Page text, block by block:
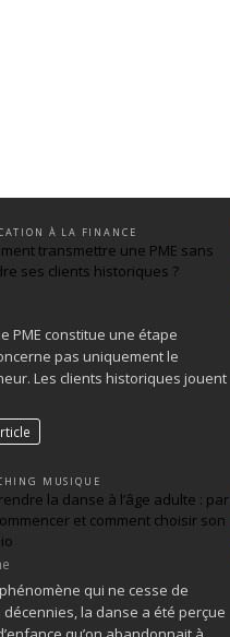
À LA FINANCE
transmettre une PME sans
ses clients historiques ?
PME constitue une étape
pas uniquement le
Les clients historiques jouent
MUSIQUE
la danse à l’âge adulte : par
et comment choisir son
qui ne cesse de
la danse a été perçue